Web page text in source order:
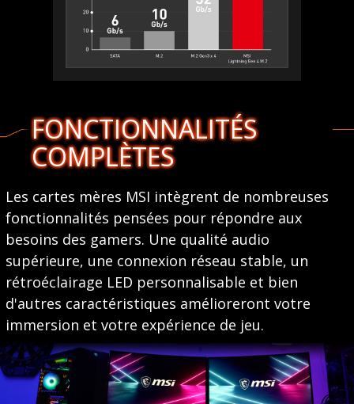
FONCTIONNALITÉS
COMPLÈTES
Les cartes mères MSI intègrent de nombreuses
fonctionnalités pensées pour répondre aux
besoins des gamers. Une qualité audio
supérieure, une connexion réseau stable, un
rétroéclairage LED personnalisable et bien
d'autres caractéristiques amélioreront votre
immersion et votre expérience de jeu.